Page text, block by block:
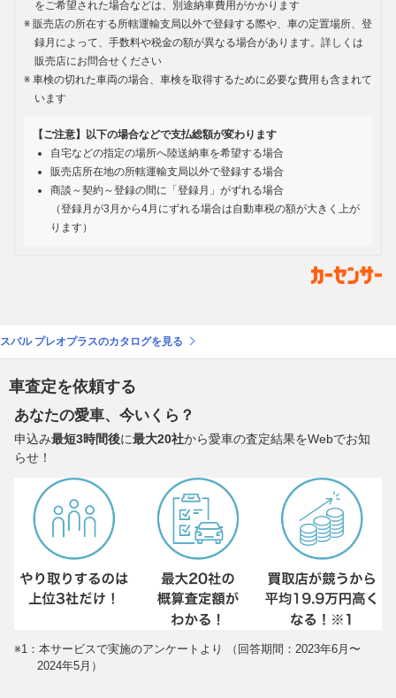
をご希望された場合などは、別途納車費用がかかります
販売店の所在する所轄運輸支局以外で登録する際や、車の定置場所、登
録月によって、手数料や税金の額が異なる場合があります。詳しくは
販売店にお問合せください
車検の切れた車両の場合、車検を取得するために必要な費用も含まれて
います
【ご注意】以下の場合などで支払総額が変わります
自宅などの指定の場所へ陸送納車を希望する場合
販売店所在地の所轄運輸支局以外で登録する場合
商談～契約～登録の間に「登録月」がずれる場合
（登録月が3月から4月にずれる場合は自動車税の額が大きく上が
ります）
スバル プレオプラスのカタログを見る
車査定を依頼する
あなたの愛車、今いくら？
申込み最短3時間後に最大20社から愛車の査定結果をWebでお知
らせ！
※1：本サービスで実施のアンケートより （回答期間：2023年6月〜
2024年5月）